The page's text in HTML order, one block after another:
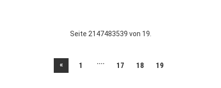
Seite 2147483539 von 19.
« 1 .... 17 18 19